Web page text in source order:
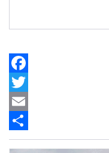
Facebook
Twitter
Email
Share